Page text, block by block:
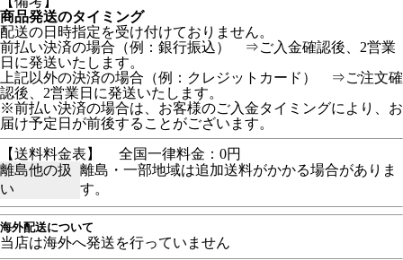
商品発送のタイミング
配送の日時指定を受け付けておりません。
前払い決済の場合（例：銀行振込） ⇒ご入金確認後、2営業
日に発送いたします。
上記以外の決済の場合（例：クレジットカード） ⇒ご注文確
認後、2営業日に発送いたします。
※前払い決済の場合は、お客様のご入金タイミングにより、お
届け予定日が前後することがございます。
【送料料金表】
全国一律料金：0円
離島他の扱
い
離島・一部地域は追加送料がかかる場合がありま
す。
海外配送について
当店は海外へ発送を行っていません